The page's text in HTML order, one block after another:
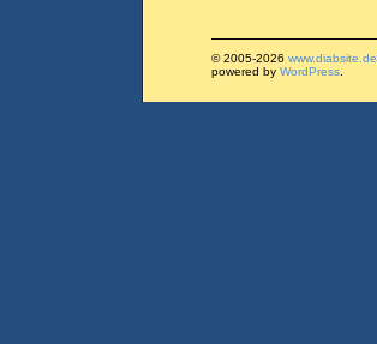
© 2005-2026 www.diabsite.de
powered by WordPress.